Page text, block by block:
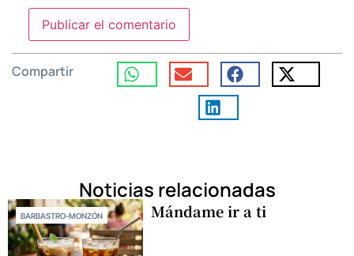
Compartir
Noticias relacionadas
BARBASTRO-MONZÓN Mándame ir a ti